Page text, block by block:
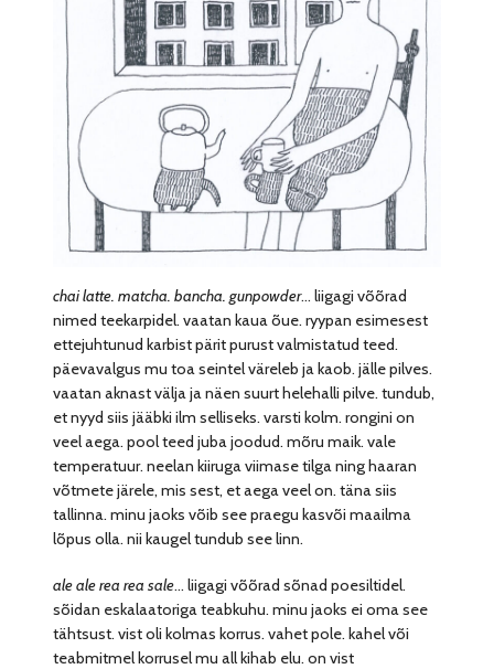
chai latte. matcha. bancha. gunpowder… liigagi võõrad
nimed teekarpidel. vaatan kaua õue. ryypan esimesest
ettejuhtunud karbist pärit purust valmistatud teed.
päevavalgus mu toa seintel väreleb ja kaob. jälle pilves.
vaatan aknast välja ja näen suurt helehalli pilve. tundub,
et nyyd siis jääbki ilm selliseks. varsti kolm. rongini on
veel aega. pool teed juba joodud. mõru maik. vale
temperatuur. neelan kiiruga viimase tilga ning haaran
võtmete järele, mis sest, et aega veel on. täna siis
tallinna. minu jaoks võib see praegu kasvõi maailma
lõpus olla. nii kaugel tundub see linn.
ale ale rea rea sale… liigagi võõrad sõnad poesiltidel.
sõidan eskalaatoriga teabkuhu. minu jaoks ei oma see
tähtsust. vist oli kolmas korrus. vahet pole. kahel või
teabmitmel korrusel mu all kihab elu. on vist